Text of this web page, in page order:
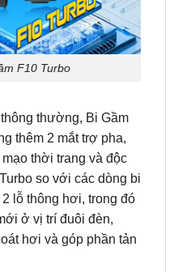
F10 Turbo
thường, Bi Gầm
thời trang và độc
so với các dòng bi
lỗ thông hơi, trong đó
ở vị trí đuôi đèn,
hơi và góp phần tản